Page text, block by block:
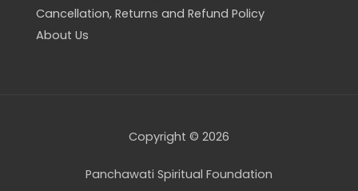
Cancellation, Returns and Refund Policy
About Us
Copyright © 2026
Panchawati Spiritual Foundation